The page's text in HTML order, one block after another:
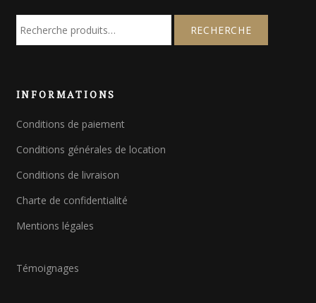
e
r
h
p
o
r
:
INFORMATIONS
Conditions de paiement
Conditions générales de location
Conditions de livraison
Charte de confidentialité
Mentions légales
Témoignages